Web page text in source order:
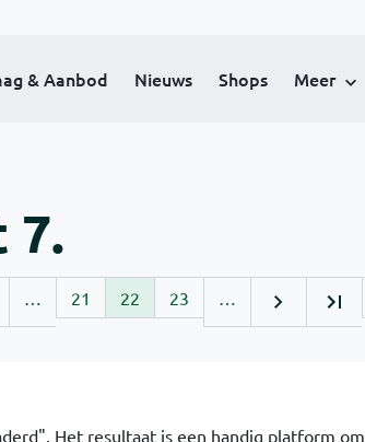
& Aanbod Nieuws Shops Meer
7.
… 21 22 23 …
Het resultaat is een handig platform om